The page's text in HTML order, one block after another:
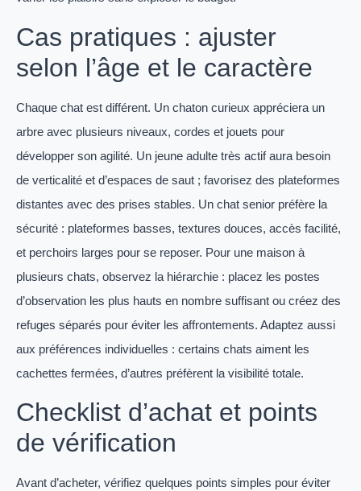
Cas pratiques : ajuster
selon l’âge et le caractère
Chaque chat est différent. Un chaton curieux appréciera un
arbre avec plusieurs niveaux, cordes et jouets pour
développer son agilité. Un jeune adulte très actif aura besoin
de verticalité et d’espaces de saut ; favorisez des plateformes
distantes avec des prises stables. Un chat senior préfère la
sécurité : plateformes basses, textures douces, accès facilité,
et perchoirs larges pour se reposer. Pour une maison à
plusieurs chats, observez la hiérarchie : placez les postes
d’observation les plus hauts en nombre suffisant ou créez des
refuges séparés pour éviter les affrontements. Adaptez aussi
aux préférences individuelles : certains chats aiment les
cachettes fermées, d’autres préfèrent la visibilité totale.
Checklist d’achat et points
de vérification
Avant d’acheter, vérifiez quelques points simples pour éviter